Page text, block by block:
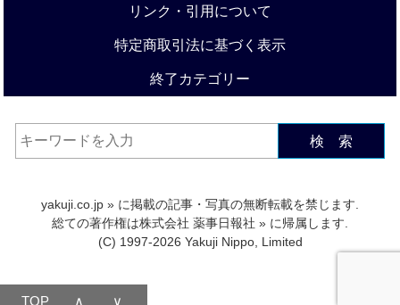
リンク・引用について
特定商取引法に基づく表示
終了カテゴリー
検 索
yakuji.co.jp » に掲載の記事・写真の無断転載を禁じます.
総ての著作権は株式会社 薬事日報社 » に帰属します.
(C) 1997-2026 Yakuji Nippo, Limited
TOP ∧ ∨